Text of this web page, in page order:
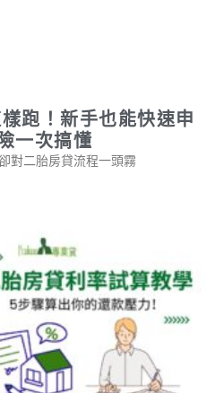
跑！新手也能快速申
一次搞懂
對二胎房貸流程一頭霧